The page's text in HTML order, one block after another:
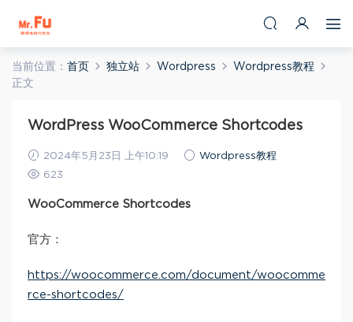
当前位置： 首页 独立站 Wordpress
Wordpress教程
正文
WordPress WooCommerce Shortcodes
2024年5月23日 上午10:19
Wordpress教程
623
WooCommerce Shortcodes
官方：
https://woocommerce.com/document/woocomme
rce-shortcodes/